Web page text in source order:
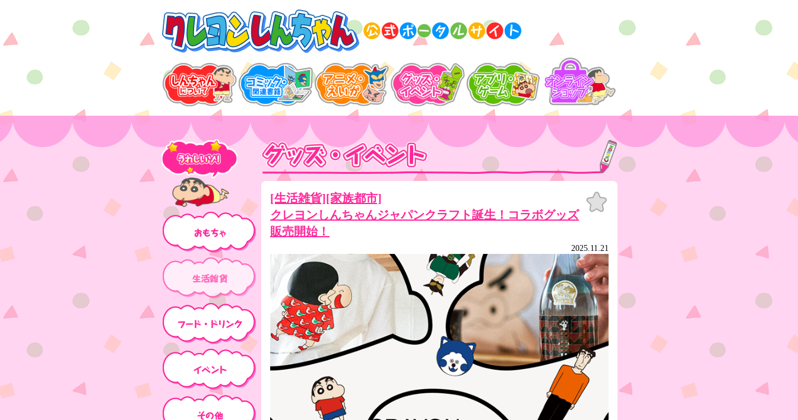
[生活雑貨][家族都市]
クレヨンしんちゃんジャパンクラフト誕生！コラボグッズ
販売開始！
お気
に入
2025.11.21